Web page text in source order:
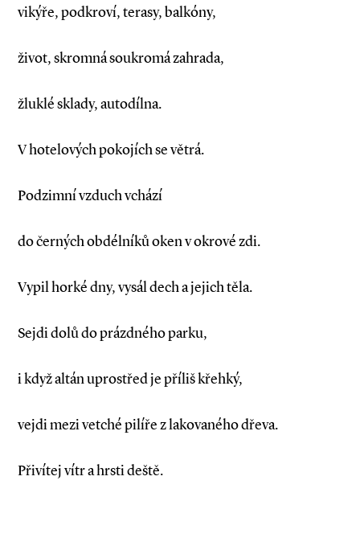
vikýře, podkroví, terasy, balkóny,
život, skromná soukromá zahrada,
žluklé sklady, autodílna.
V hotelových pokojích se větrá.
Podzimní vzduch vchází
do černých obdélníků oken v okrové zdi.
Vypil horké dny, vysál dech a jejich těla.
Sejdi dolů do prázdného parku,
i když altán uprostřed je příliš křehký,
vejdi mezi vetché pilíře z lakovaného dřeva.
Přivítej vítr a hrsti deště.